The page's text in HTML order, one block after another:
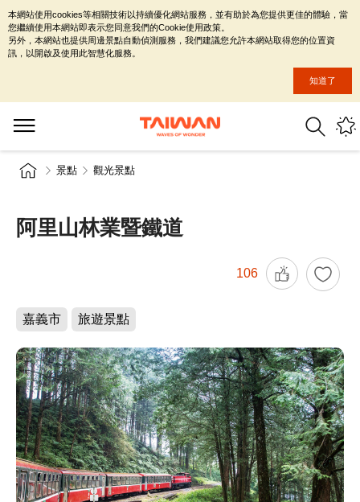
景點 觀光景點
阿里山林業暨鐵道
106
嘉義市 旅遊景點
本網站使用cookies等相關技術以持續優化網站服務，並有助於為您提供更佳的體驗，當
您繼續使用本網站即表示您同意我們的Cookie使用政策。
另外，本網站也提供周邊景點自動偵測服務，我們建議您允許本網站取得您的位置資
訊，以開啟及使用此智慧化服務。
知道了